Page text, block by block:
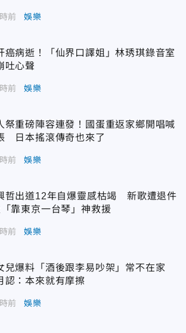
前 娛樂
癌病逝！「仙界口譯姐」林琇琪錄音室
吐心聲
前 娛樂
祭重磅陣容連發！國蛋重返家鄉開唱喊
日本搖滾傳奇也來了
前 娛樂
哲出道12年自爆靈感枯竭 新歌遭退件
靠東京一台琴」神救援
前 娛樂
兒爆料「酒後跟李易吵架」常不在家
認：本來就有摩擦
前 娛樂